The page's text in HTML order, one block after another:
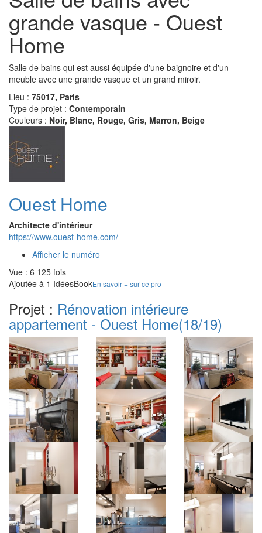
grande vasque - Ouest
Home
Salle de bains qui est aussi équipée d'une baignoire et d'un
meuble avec une grande vasque et un grand miroir.
Lieu : 75017, Paris
Type de projet : Contemporain
Couleurs : Noir, Blanc, Rouge, Gris, Marron, Beige
Ouest Home
Architecte d'intérieur
https://www.ouest-home.com/
Afficher le numéro
Vue : 6 125 fois
Ajoutée à 1 IdéesBookEn savoir + sur ce pro
Projet : Rénovation intérieure
appartement - Ouest Home(18/19)